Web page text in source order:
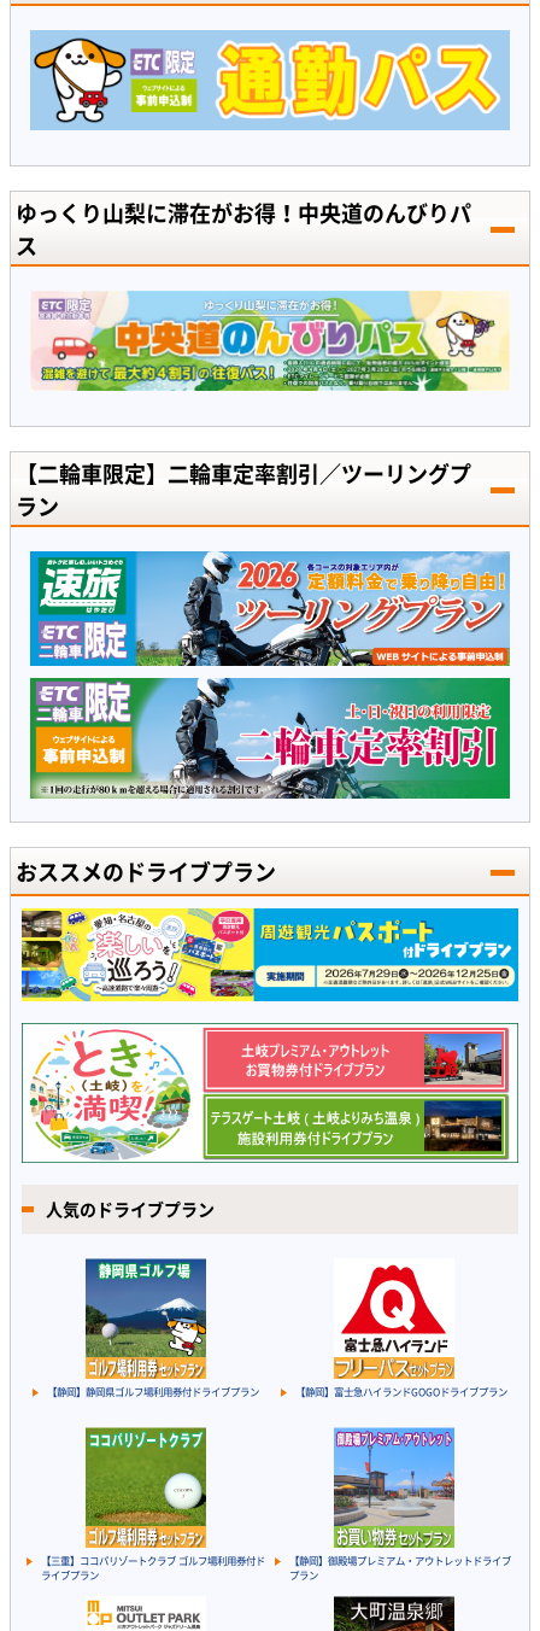
ゆっくり山梨に滞在がお得！中央道のんびりパ
ス
【二輪車限定】二輪車定率割引／ツーリングプ
ラン
おススメのドライブプラン
人気のドライブプラン
【静岡】静岡県ゴルフ場利用券付ドライブプラン 【静岡】富士急ハイランドGOGOドライブプラン
【三重】ココパリゾートクラブ ゴルフ場利用券付ド
ライブプラン
【静岡】御殿場プレミアム・アウトレットドライブ
プラン